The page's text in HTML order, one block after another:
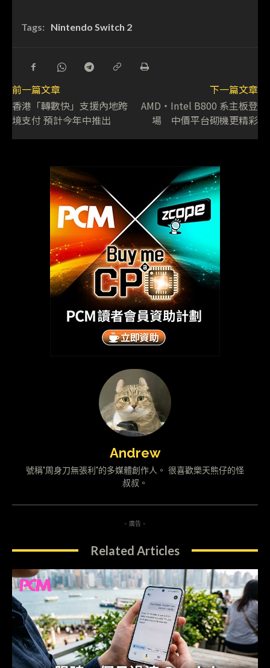
Tags: Nintendo Switch 2
前一篇文章
香港「轉數快」支援內地跨
境支付 預計今年中推出
下一篇文章
AMD‧Intel B800 系主板登
場 中價平台砌機更精彩
Andrew
號稱"周身刀無張利"的多媒體創作人。 很喜歡樂天熊仔的怪
叔叔。
- 廣告 -
Related Articles